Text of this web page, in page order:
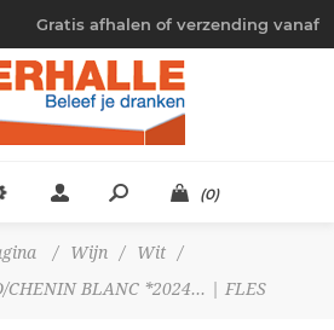
Gratis afhalen of verzending vanaf
€ 4,95
(0)
/ Wijn / Wit
/
CHENIN BLANC *2024... | FLES